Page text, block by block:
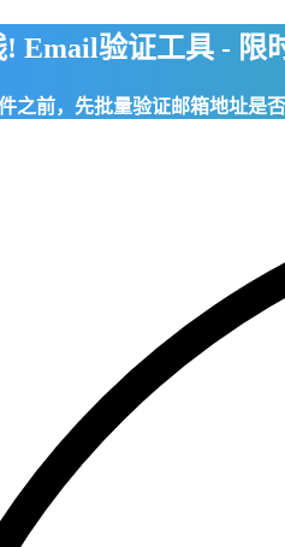
Email验证工具 - 限
之前，先批量验证邮箱地址是